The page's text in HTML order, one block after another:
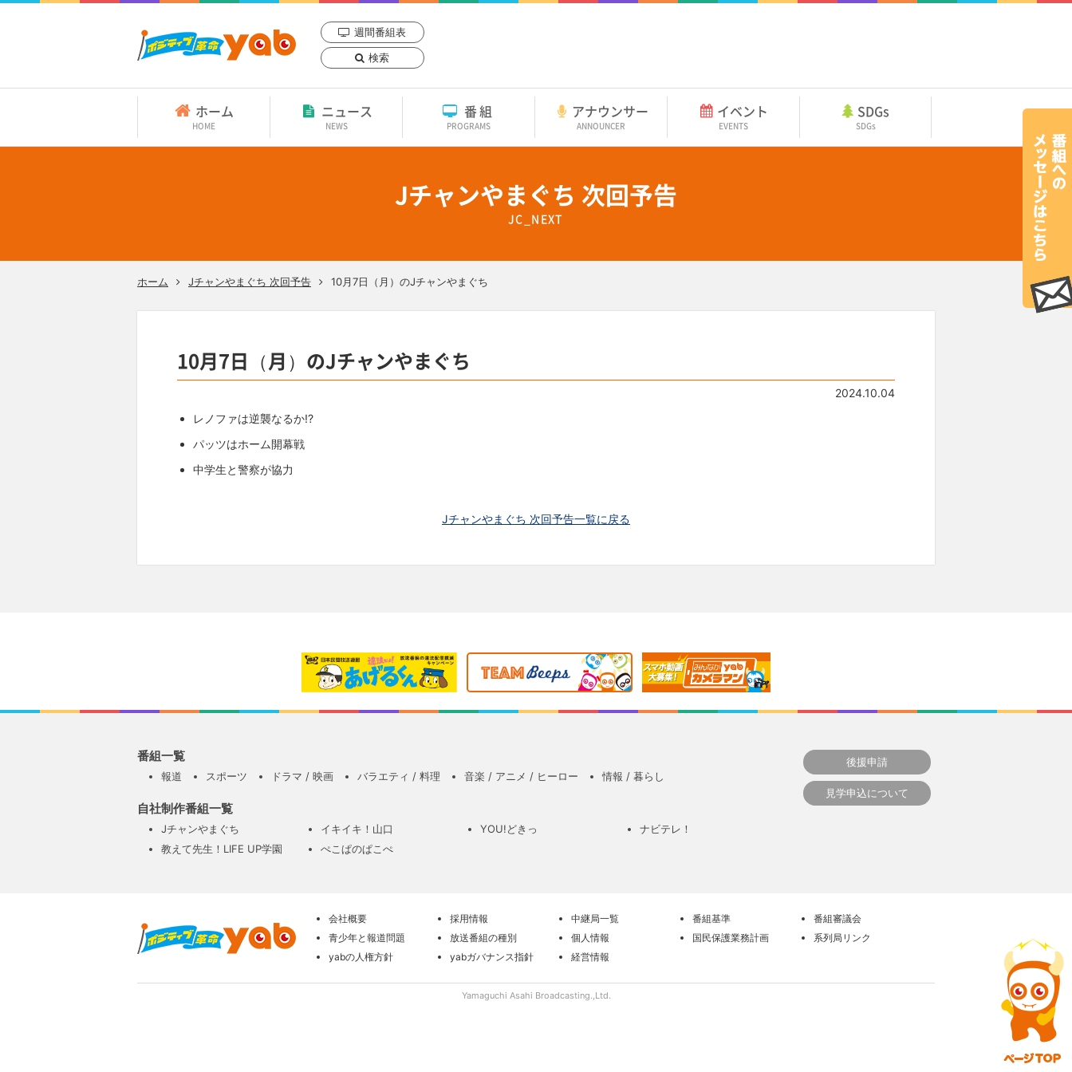
週間番組表
検索
ホーム
HOME
ニュース
NEWS
番組
PROGRAMS
アナウンサー
ANNOUNCER
イベント
EVENTS
SDGs
SDGs
Jチャンやまぐち 次回予告
JC_NEXT
ホーム Jチャンやまぐち 次回予告 10月7日（月）のJチャンやまぐち
10月7日（月）のJチャンやまぐち
2024.10.04
レノファは逆襲なるか!?
パッツはホーム開幕戦
中学生と警察が協力
Jチャンやまぐち 次回予告一覧に戻る
番組一覧
報道 スポーツ ドラマ / 映画 バラエティ / 料理 音楽 / アニメ / ヒーロー 情報 / 暮らし
自社制作番組一覧
Jチャンやまぐち イキイキ！山口 YOU!どきっ
ナビテレ！
教えて先生！LIFE UP学園
ぺこぱのぱこぺ
後援申請
見学申込について
会社概要 採用情報 中継局一覧 番組基準
番組審議会
青少年と報道問題
放送番組の種別 個人情報 国民保護業務計画
系列局リンク
yabの人権方針
yabガバナンス指針 経営情報
Yamaguchi Asahi Broadcasting.,Ltd.